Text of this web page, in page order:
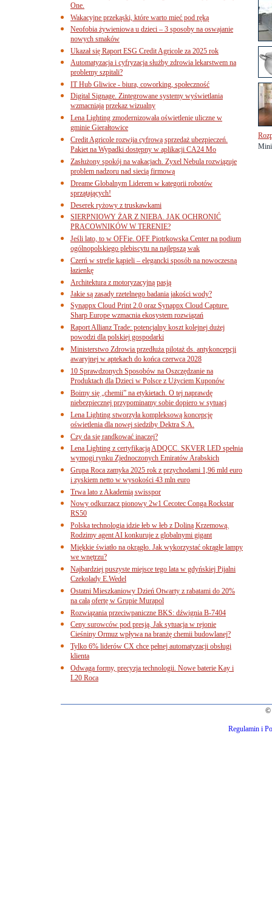
One.
Wakacyjne przekąski, które warto mieć pod ręką
Neofobia żywieniowa u dzieci – 3 sposoby na oswajanie
nowych smaków
Ukazał się Raport ESG Credit Agricole za 2025 rok
Automatyzacja i cyfryzacja służby zdrowia lekarstwem na
problemy szpitali?
IT Hub Gliwice - biura, coworking, społeczność
Digital Signage. Zintegrowane systemy wyświetlania
wzmacniają przekaz wizualny
Lena Lighting zmodernizowała oświetlenie uliczne w
gminie Gierałtowice
Credit Agricole rozwija cyfrową sprzedaż ubezpieczeń.
Pakiet na Wypadki dostępny w aplikacji CA24 Mo
Zasłużony spokój na wakacjach. Zyxel Nebula rozwiązuje
problem nadzoru nad siecią firmową
Dreame Globalnym Liderem w kategorii robotów
sprzątających!
Deserek ryżowy z truskawkami
SIERPNIOWY ŻAR Z NIEBA. JAK OCHRONIĆ
PRACOWNIKÓW W TERENIE?
Jeśli lato, to w OFFie. OFF Piotrkowska Center na podium
ogólnopolskiego plebiscytu na najlepszą wak
Czerń w strefie kąpieli – elegancki sposób na nowoczesną
łazienkę
Architektura z motoryzacyjną pasją
Jakie są zasady rzetelnego badania jakości wody?
Synappx Cloud Print 2.0 oraz Synappx Cloud Capture.
Sharp Europe wzmacnia ekosystem rozwiązań
Raport Allianz Trade: potencjalny koszt kolejnej dużej
powodzi dla polskiej gospodarki
Ministerstwo Zdrowia przedłuża pilotaż ds. antykoncepcji
awaryjnej w aptekach do końca czerwca 2028
10 Sprawdzonych Sposobów na Oszczędzanie na
Produktach dla Dzieci w Polsce z Użyciem Kuponów
Boimy się „chemii” na etykietach. O tej naprawdę
niebezpiecznej przypominamy sobie dopiero w sytuacj
Lena Lighting stworzyła kompleksową koncepcję
oświetlenia dla nowej siedziby Dektra S.A.
Czy da się randkować inaczej?
Lena Lighting z certyfikacją ADQCC. SKVER LED spełnia
wymogi rynku Zjednoczonych Emiratów Arabskich
Grupa Roca zamyka 2025 rok z przychodami 1,96 mld euro
i zyskiem netto w wysokości 43 mln euro
Trwa lato z Akademią swisspor
Nowy odkurzacz pionowy 2w1 Cecotec Conga Rockstar
RS50
Polska technologia idzie łeb w łeb z Doliną Krzemową.
Rodzimy agent AI konkuruje z globalnymi gigant
Miękkie światło na okrągło. Jak wykorzystać okrągłe lampy
we wnętrzu?
Najbardziej puszyste miejsce tego lata w gdyńskiej Pijalni
Czekolady E.Wedel
Ostatni Mieszkaniowy Dzień Otwarty z rabatami do 20%
na całą ofertę w Grupie Murapol
Rozwiązania przeciwpaniczne BKS: dźwignia B-7404
Ceny surowców pod presją. Jak sytuacja w rejonie
Cieśniny Ormuz wpływa na branżę chemii budowlanej?
Tylko 6% liderów CX chce pełnej automatyzacji obsługi
klienta
Odwaga formy, precyzja technologii. Nowe baterie Kay i
L20 Roca
©
Regulamin i